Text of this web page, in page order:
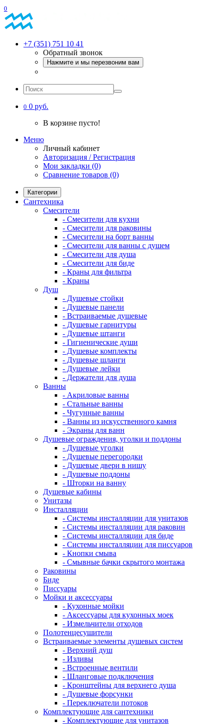
0
+7 (351) 751 10 41
Обратный звонок
Нажмите и мы перезвоним вам
0 0 руб.
В корзине пусто!
Меню
Личный кабинет
Авторизация / Регистрация
Мои закладки (0)
Сравнение товаров (0)
Категории
Сантехника
Смесители
- Смесители для кухни
- Смесители для раковины
- Смесители на борт ванны
- Смесители для ванны с душем
- Смесители для душа
- Смесители для биде
- Краны для фильтра
- Краны
Душ
- Душевые стойки
- Душевые панели
- Встраиваемые душевые
- Душевые гарнитуры
- Душевые штанги
- Гигиенические души
- Душевые комплекты
- Душевые шланги
- Душевые лейки
- Держатели для душа
Ванны
- Акриловые ванны
- Стальные ванны
- Чугунные ванны
- Ванны из искусственного камня
- Экраны для ванн
Душевые ограждения, уголки и поддоны
- Душевые уголки
- Душевые перегородки
- Душевые двери в нишу
- Душевые поддоны
- Шторки на ванну
Душевые кабины
Унитазы
Инсталляции
- Системы инсталляции для унитазов
- Системы инсталляции для раковин
- Системы инсталляции для биде
- Системы инсталляции для писсуаров
- Кнопки смыва
- Смывные бачки скрытого монтажа
Раковины
Биде
Писсуары
Мойки и аксессуары
- Кухонные мойки
- Аксессуары для кухонных моек
- Измельчители отходов
Полотенцесушители
Встраиваемые элементы душевых систем
- Верхний душ
- Изливы
- Встроенные вентили
- Шланговые подключения
- Кронштейны для верхнего душа
- Душевые форсунки
- Переключатели потоков
Комплектующие для сантехники
- Комплектующие для унитазов